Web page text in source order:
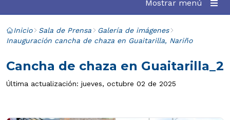
Mostrar menú
Inicio Sala de Prensa
Galería de imágenes
Inauguración cancha de chaza en Guaitarilla, Nariño
Cancha de chaza en Guaitarilla_2
Última actualización: jueves, octubre 02 de 2025